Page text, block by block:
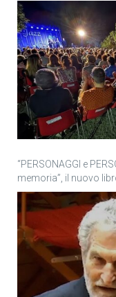
“PERSONAGGI e
memoria”, il nuovo